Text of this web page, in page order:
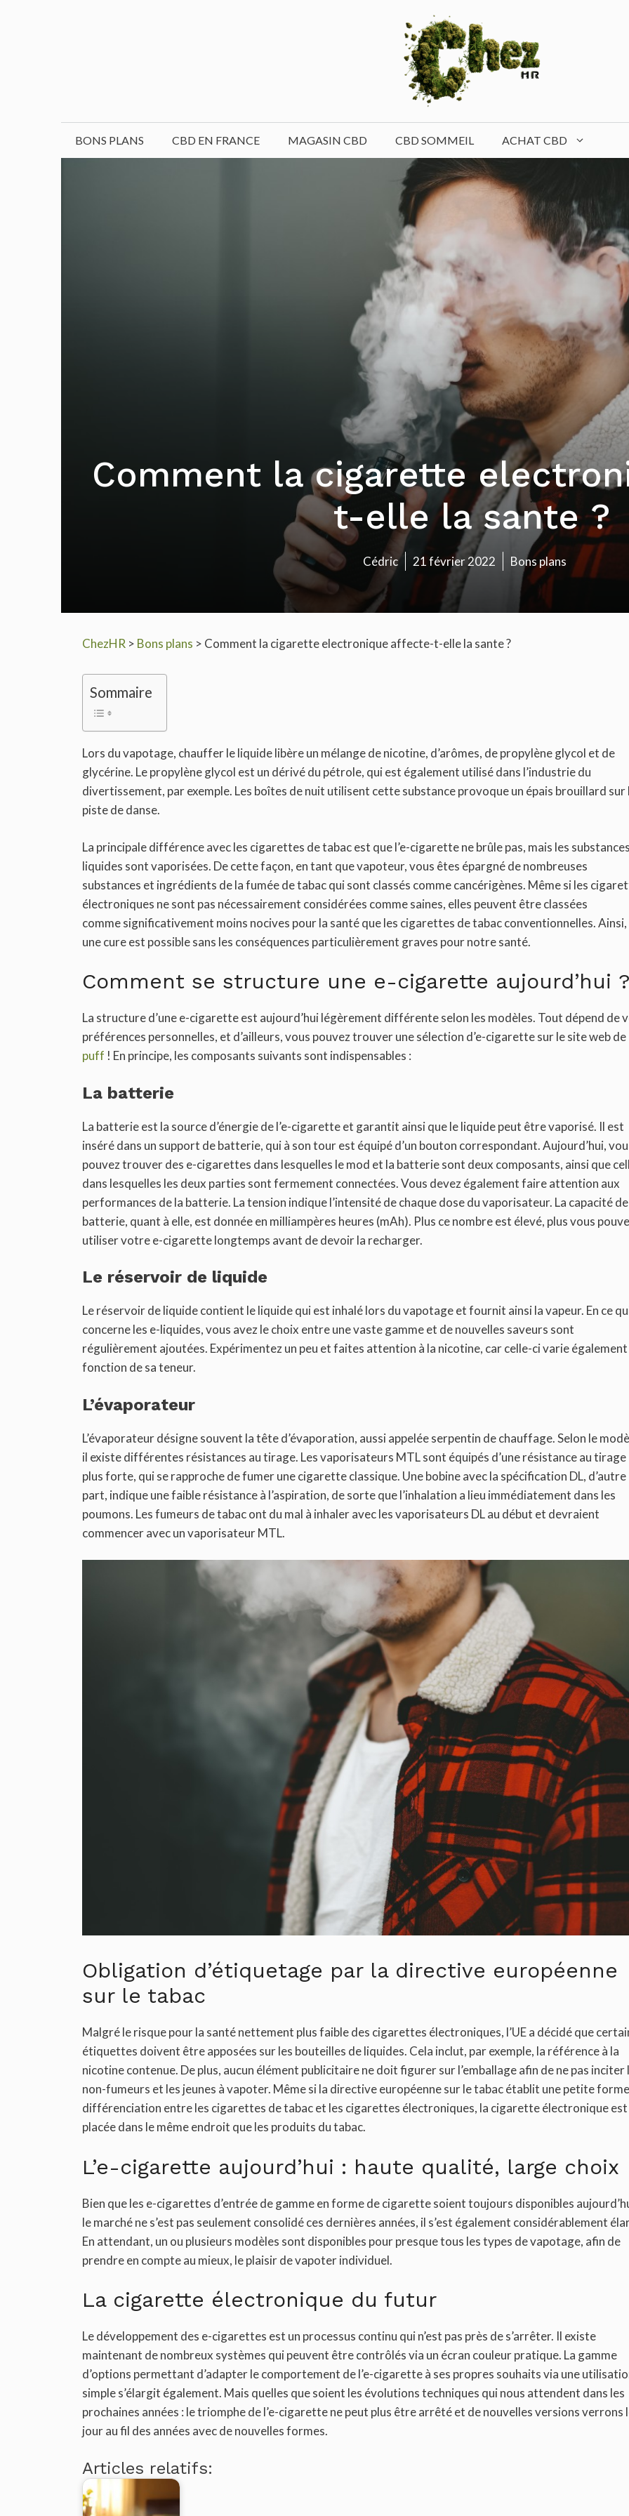
BONS PLANS CBD EN FRANCE MAGASIN CBD CBD SOMMEIL ACHAT CBD
Comment la cigarette
t-elle la sante ?
Cédric 21 février 2022 Bons plans
ChezHR > Bons plans > Comment la cigarette electronique affecte-t-elle la sante ?
Sommaire
Lors du vapotage, chauffer le liquide libère un mélange de nicotine, d’arômes, de propylène glycol et de
glycérine. Le propylène glycol est un dérivé du pétrole, qui est également utilisé dans l’industrie du
divertissement, par exemple. Les boîtes de nuit utilisent cette substance provoque un épais brouillard sur
piste de danse.
La principale différence avec les cigarettes de tabac est que l’e-cigarette ne brûle pas, mais les substances
liquides sont vaporisées. De cette façon, en tant que vapoteur, vous êtes épargné de nombreuses
substances et ingrédients de la fumée de tabac qui sont classés comme cancérigènes. Même si les
électroniques ne sont pas nécessairement considérées comme saines, elles peuvent être classées
comme significativement moins nocives pour la santé que les cigarettes de tabac conventionnelles. Ainsi,
une cure est possible sans les conséquences particulièrement graves pour notre santé.
Comment se structure une e-cigarette aujourd’hui ?
La structure d’une e-cigarette est aujourd’hui légèrement différente selon les modèles. Tout dépend de
préférences personnelles, et d’ailleurs, vous pouvez trouver une sélection d’e-cigarette sur le site web de
puff ! En principe, les composants suivants sont indispensables :
La batterie
La batterie est la source d’énergie de l’e-cigarette et garantit ainsi que le liquide peut être vaporisé. Il est
inséré dans un support de batterie, qui à son tour est équipé d’un bouton correspondant. Aujourd’hui,
pouvez trouver des e-cigarettes dans lesquelles le mod et la batterie sont deux composants, ainsi que
dans lesquelles les deux parties sont fermement connectées. Vous devez également faire attention aux
performances de la batterie. La tension indique l’intensité de chaque dose du vaporisateur. La capacité
batterie, quant à elle, est donnée en milliampères heures (mAh). Plus ce nombre est élevé, plus vous
utiliser votre e-cigarette longtemps avant de devoir la recharger.
Le réservoir de liquide
Le réservoir de liquide contient le liquide qui est inhalé lors du vapotage et fournit ainsi la vapeur. En ce
concerne les e-liquides, vous avez le choix entre une vaste gamme et de nouvelles saveurs sont
régulièrement ajoutées. Expérimentez un peu et faites attention à la nicotine, car celle-ci varie également
fonction de sa teneur.
L’évaporateur
L’évaporateur désigne souvent la tête d’évaporation, aussi appelée serpentin de chauffage. Selon le
il existe différentes résistances au tirage. Les vaporisateurs MTL sont équipés d’une résistance au tirage
plus forte, qui se rapproche de fumer une cigarette classique. Une bobine avec la spécification DL, d’autre
part, indique une faible résistance à l’aspiration, de sorte que l’inhalation a lieu immédiatement dans les
poumons. Les fumeurs de tabac ont du mal à inhaler avec les vaporisateurs DL au début et devraient
commencer avec un vaporisateur MTL.
Obligation d’étiquetage par la directive européenne
sur le tabac
Malgré le risque pour la santé nettement plus faible des cigarettes électroniques, l’UE a décidé que
étiquettes doivent être apposées sur les bouteilles de liquides. Cela inclut, par exemple, la référence à la
nicotine contenue. De plus, aucun élément publicitaire ne doit figurer sur l’emballage afin de ne pas inciter
non-fumeurs et les jeunes à vapoter. Même si la directive européenne sur le tabac établit une petite
différenciation entre les cigarettes de tabac et les cigarettes électroniques, la cigarette électronique est
placée dans le même endroit que les produits du tabac.
L’e-cigarette aujourd’hui : haute qualité, large choix
Bien que les e-cigarettes d’entrée de gamme en forme de cigarette soient toujours disponibles
le marché ne s’est pas seulement consolidé ces dernières années, il s’est également considérablement
En attendant, un ou plusieurs modèles sont disponibles pour presque tous les types de vapotage, afin de
prendre en compte au mieux, le plaisir de vapoter individuel.
La cigarette électronique du futur
Le développement des e-cigarettes est un processus continu qui n’est pas près de s’arrêter. Il existe
maintenant de nombreux systèmes qui peuvent être contrôlés via un écran couleur pratique. La gamme
d’options permettant d’adapter le comportement de l’e-cigarette à ses propres souhaits via une
simple s’élargit également. Mais quelles que soient les évolutions techniques qui nous attendent dans les
prochaines années : le triomphe de l’e-cigarette ne peut plus être arrêté et de nouvelles versions verrons
jour au fil des années avec de nouvelles formes.
Articles relatifs: